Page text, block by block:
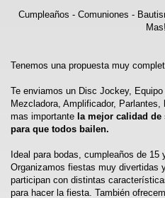
Cumpleaños - Comuniones -
Tenemos una propuesta muy
Te enviamos un Disc Jockey,
Mezcladora, Amplificador,
mas importante la mejor calidad
para que todos bailen.
Ideal para bodas, cumpleaños de 15
Organizamos fiestas muy divertidas
participan con distintas
para hacer la fiesta. También